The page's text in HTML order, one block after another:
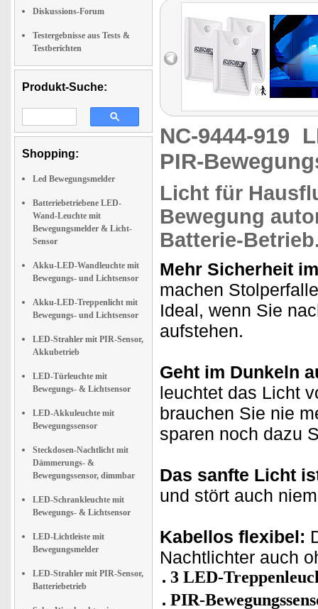
Diskussions-Forum
Testergebnisse aus Tests &
Testberichten
Produkt-Suche:
Shopping:
Led Bewegungsmelder
Batteriebetriebene LED-
Wand-Leuchte mit
Bewegungsmelder & Licht-
Sensor
Akku-LED-Wandleuchte mit
Bewegungs- und Lichtsensor
Akku-LED-Treppenlicht mit
Bewegungs- und Lichtsensor
LED-Strahler mit PIR-Sensor,
Akkubetrieb
LED-Türleuchte mit
Bewegungs- & Lichtsensor
LED-Akkuleuchte mit
Bewegungssensor
Steckdosen-Nachtlicht mit
Dämmerungs- &
Bewegungssensor, dimmbar
LED-Schrankleuchte mit
Bewegungs- & Lichtsensor
LED-Lichtleiste mit
Bewegungsmelder
LED-Strahler mit PIR-Sensor,
Batteriebetrieb
NC-9444-919
PIR-
Licht für
Bewegung
Batterie-Betrieb
Mehr Sicherheit
machen
Ideal, wenn Sie
aufstehen.
Geht im Dunkeln
leuchtet das Licht
brauchen Sie nie
sparen noch dazu
Das sanfte Licht
und stört auch
Kabellos flexibel:
Nachtlichter auch
3 LED-
PIR-